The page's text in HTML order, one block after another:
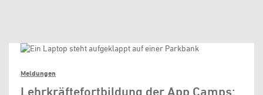
Meldungen
Lehrkräftefortbildung der App Camps: